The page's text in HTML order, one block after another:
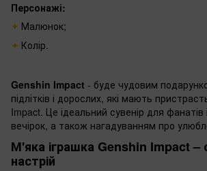
Персонажі:
Малюнок;
Колір.
Genshin Impact - буде чудовим
підлітків і дорослих, які мають
Impact. Це ідеальний сувенір для фанатів
вечірок, а також нагадуванням про
М'яка іграшка Genshin Impact –
настрій